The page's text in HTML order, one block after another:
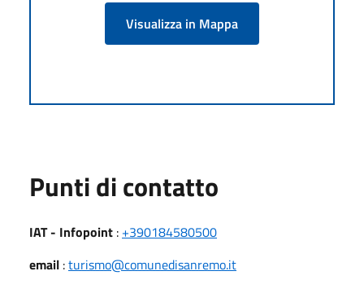
Visualizza in Mappa
Punti di contatto
IAT - Infopoint : +390184580500
email :turismo@comunedisanremo.it